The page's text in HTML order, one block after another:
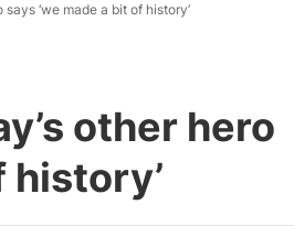
says ‘we made a bit of history’
other hero
history’